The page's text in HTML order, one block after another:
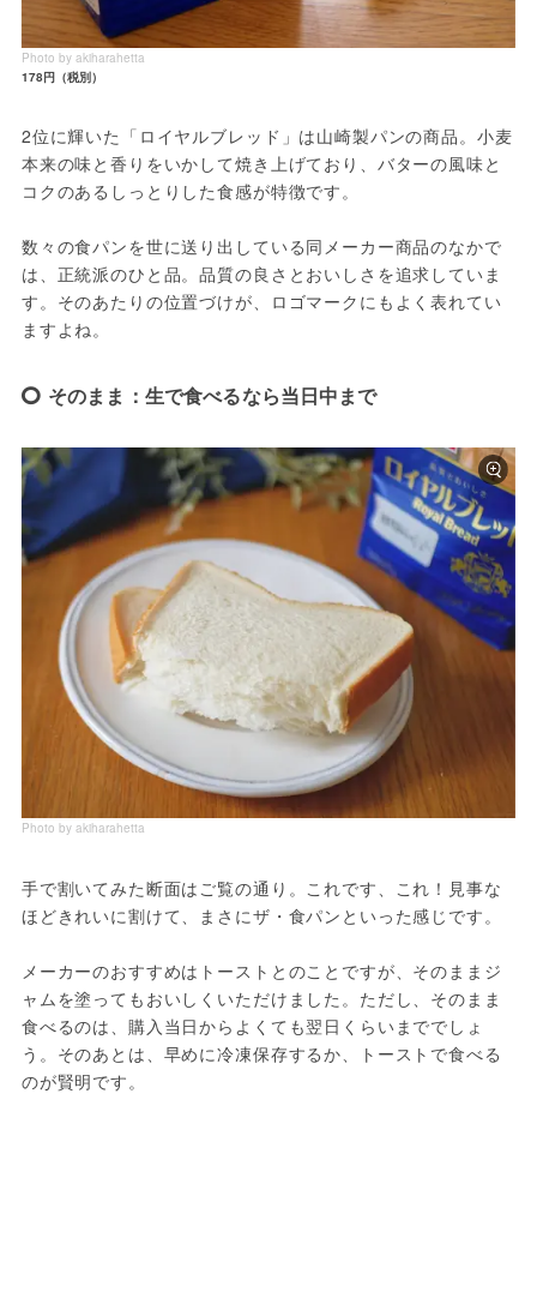
Photo by akiharahetta
178円（税別）
2位に輝いた「ロイヤルブレッド」は山崎製パンの商品。小麦
本来の味と香りをいかして焼き上げており、バターの風味と
コクのあるしっとりした食感が特徴です。
数々の食パンを世に送り出している同メーカー商品のなかで
は、正統派のひと品。品質の良さとおいしさを追求していま
す。そのあたりの位置づけが、ロゴマークにもよく表れてい
ますよね。
そのまま：生で食べるなら当日中まで
Photo by akiharahetta
手で割いてみた断面はご覧の通り。これです、これ！見事な
ほどきれいに割けて、まさにザ・食パンといった感じです。
メーカーのおすすめはトーストとのことですが、そのままジ
ャムを塗ってもおいしくいただけました。ただし、そのまま
食べるのは、購入当日からよくても翌日くらいまででしょ
う。そのあとは、早めに冷凍保存するか、トーストで食べる
のが賢明です。